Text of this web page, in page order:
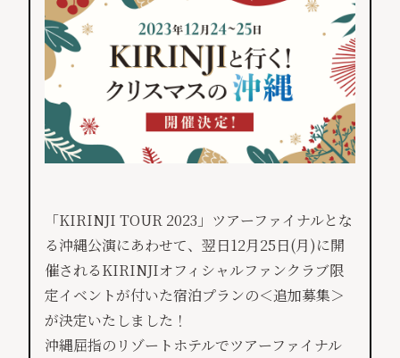
「KIRINJI TOUR 2023」ツアーファイナルとな
る沖縄公演にあわせて、翌日12月25日(月)に開
催されるKIRINJIオフィシャルファンクラブ限
定イベントが付いた宿泊プランの＜追加募集＞
が決定いたしました！
沖縄屈指のリゾートホテルでツアーファイナル